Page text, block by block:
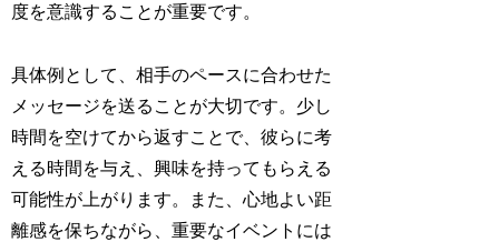
度を意識することが重要です。
具体例として、相手のペースに合わせた
メッセージを送ることが大切です。少し
時間を空けてから返すことで、彼らに考
える時間を与え、興味を持ってもらえる
可能性が上がります。また、心地よい距
離感を保ちながら、重要なイベントには